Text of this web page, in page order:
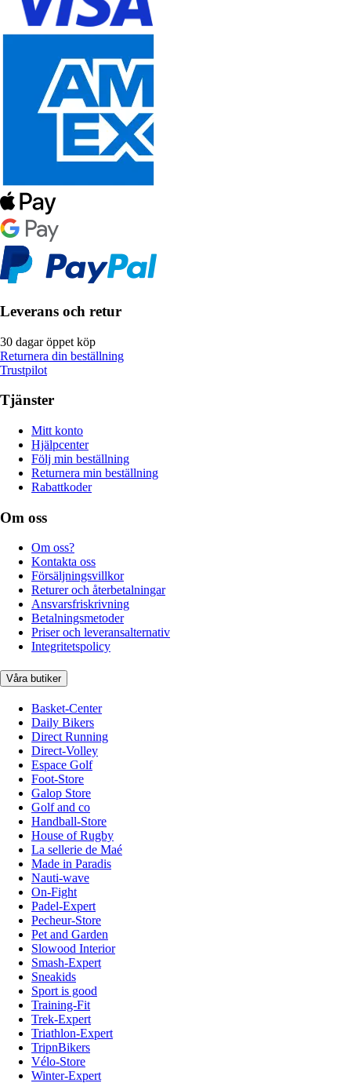
Leverans och retur
30 dagar öppet köp
Returnera din beställning
Trustpilot
Tjänster
Mitt konto
Hjälpcenter
Följ min beställning
Returnera min beställning
Rabattkoder
Om oss
Om oss?
Kontakta oss
Försäljningsvillkor
Returer och återbetalningar
Ansvarsfriskrivning
Betalningsmetoder
Priser och leveransalternativ
Integritetspolicy
Våra butiker
Basket-Center
Daily Bikers
Direct Running
Direct-Volley
Espace Golf
Foot-Store
Galop Store
Golf and co
Handball-Store
House of Rugby
La sellerie de Maé
Made in Paradis
Nauti-wave
On-Fight
Padel-Expert
Pecheur-Store
Pet and Garden
Slowood Interior
Smash-Expert
Sneakids
Sport is good
Training-Fit
Trek-Expert
Triathlon-Expert
TripnBikers
Vélo-Store
Winter-Expert